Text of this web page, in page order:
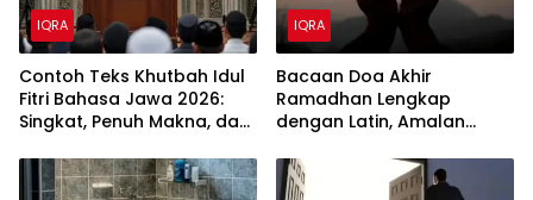
IQRA
Contoh Teks Khutbah Idul
Fitri Bahasa Jawa 2026:
Singkat, Penuh Makna, dan
Islam
IQRA
Bacaan Doa Akhir
Ramadhan Lengkap
dengan Latin, Amalan